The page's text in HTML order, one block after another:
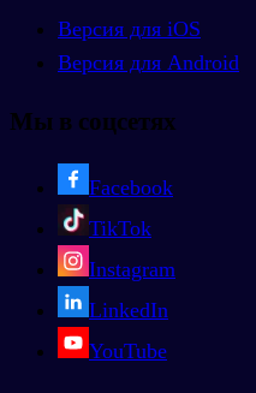
Версия для iOS
Версия для Android
Мы в соцсетях
Facebook
TikTok
Instagram
LinkedIn
YouTube